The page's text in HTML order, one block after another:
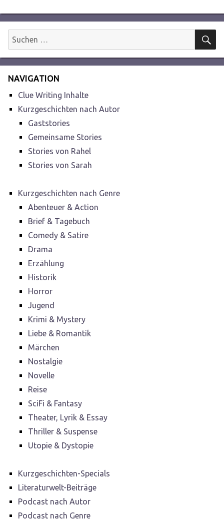
Suchen
nach:
NAVIGATION
Clue Writing Inhalte
Kurzgeschichten nach Autor
Gaststories
Gemeinsame Stories
Stories von Rahel
Stories von Sarah
Kurzgeschichten nach Genre
Abenteuer & Action
Brief & Tagebuch
Comedy & Satire
Drama
Erzählung
Historik
Horror
Jugend
Krimi & Mystery
Liebe & Romantik
Märchen
Nostalgie
Novelle
Reise
SciFi & Fantasy
Theater, Lyrik & Essay
Thriller & Suspense
Utopie & Dystopie
Kurzgeschichten-Specials
Literaturwelt-Beiträge
Podcast nach Autor
Podcast nach Genre